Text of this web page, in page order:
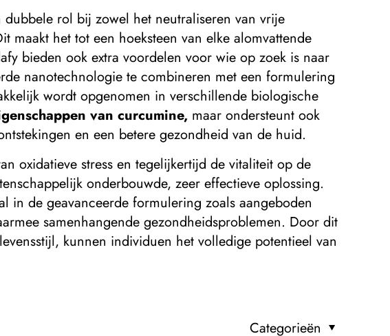
rol bij zowel het neutraliseren van vrije
maakt het tot een hoeksteen van elke alomvattende
bieden ook extra voordelen voor wie op zoek is naar
nanotechnologie te combineren met een formulering
wordt opgenomen in verschillende biologische
van curcumine, maar ondersteunt ook
en een betere gezondheid van de huid.
oxidatieve stress en tegelijkertijd de vitaliteit op de
onderbouwde, zeer effectieve oplossing.
in de geavanceerde formulering zoals aangeboden
samenhangende gezondheidsproblemen. Door dit
kunnen individuen het volledige potentieel van
Categorieën